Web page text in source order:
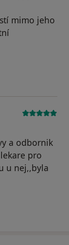
mimo jeho
byl odstraněn
a odbornik
pro
u nej,,byla
byl odstraněn